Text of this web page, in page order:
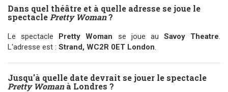
Dans quel théâtre et à quelle adresse se joue le
spectacle Pretty Woman?
Le spectacle Pretty Woman se joue au Savoy Theatre.
L'adresse est : Strand, WC2R 0ET London.
Jusqu'à quelle date devrait se jouer le spectacle
Pretty Womanà Londres ?